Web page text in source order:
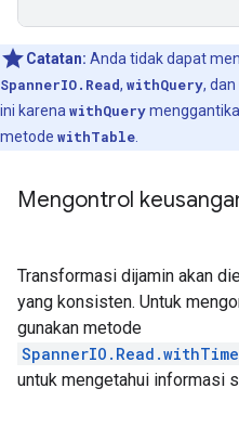
Catatan: Anda tidak dapat
SpannerIO.Read, withQuery, dan
ini karena withQuery
metode withTable
Mengontrol
Transformasi dijamin akan
yang konsisten. Untuk
gunakan metode
untuk mengetahui informasi